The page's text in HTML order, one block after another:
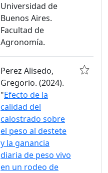
Universidad de
Buenos Aires.
Facultad de
Agronomía.
Perez Alisedo,
Gregorio. (2024).
"Efecto de la
calidad del
calostrado sobre
el peso al destete
y la ganancia
diaria de peso vivo
en un rodeo de